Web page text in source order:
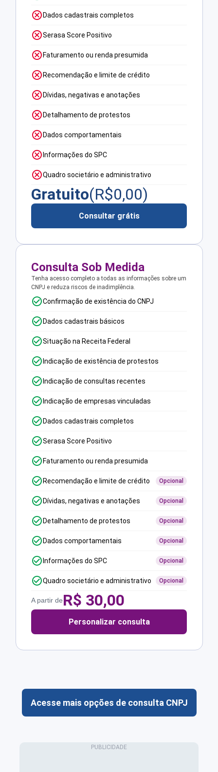
Dados cadastrais completos
Serasa Score Positivo
Faturamento ou renda presumida
Recomendação e limite de crédito
Dívidas, negativas e anotações
Detalhamento de protestos
Dados comportamentais
Informações do SPC
Quadro societário e administrativo
Gratuito(R$0,00)
Consultar grátis
Consulta Sob Medida
Tenha acesso completo a todas as informações sobre um
CNPJ e reduza riscos de inadimplência.
Confirmação de existência do CNPJ
Dados cadastrais básicos
Situação na Receita Federal
Indicação de existência de protestos
Indicação de consultas recentes
Indicação de empresas vinculadas
Dados cadastrais completos
Serasa Score Positivo
Faturamento ou renda presumida
Recomendação e limite de crédito Opcional
Dívidas, negativas e anotações Opcional
Detalhamento de protestos Opcional
Dados comportamentais Opcional
Informações do SPC Opcional
Quadro societário e administrativo Opcional
A partir deR$ 30,00
Personalizar consulta
Acesse mais opções de consulta CNPJ